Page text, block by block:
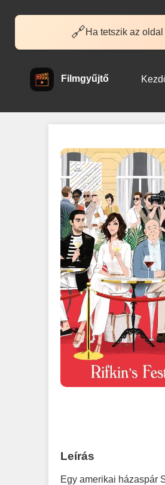
🔗Ha tetszik az
Filmgyűjtő
Leírás
Egy amerikai házaspár